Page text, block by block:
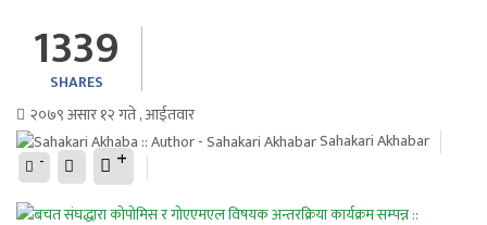
1339
SHARES
२०७९ असार १२ गते , आईतवार
Sahakari Akhabar
- +